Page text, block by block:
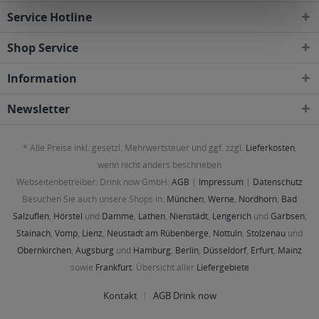
Service Hotline
Shop Service
Information
Newsletter
* Alle Preise inkl. gesetzl. Mehrwertsteuer und ggf. zzgl. Lieferkosten,
wenn nicht anders beschrieben
Webseitenbetreiber: Drink now GmbH: AGB | Impressum | Datenschutz
Besuchen Sie auch unsere Shops in: München, Werne, Nordhorn, Bad
Salzuflen, Hörstel und Damme, Lathen, Nienstädt, Lengerichund Garbsen,
Stainach, Vomp, Lienz, Neustadt am Rübenberge, Nottuln, Stolzenau und
Obernkirchen, Augsburg und Hamburg, Berlin, Düsseldorf, Erfurt, Mainz
sowie Frankfurt. Übersicht aller Liefergebiete
Kontakt AGB Drink now